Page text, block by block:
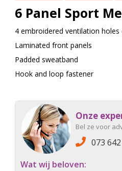
6 Panel Sport
4 embroidered ventilation holes
Laminated front panels
Padded sweatband
Hook and loop fastener
Onze
Bel ze voor
073
Wat wij beloven: